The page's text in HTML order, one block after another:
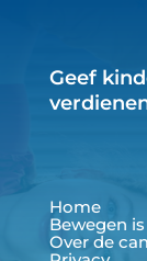
Geef
Home
Bewegen
Over de